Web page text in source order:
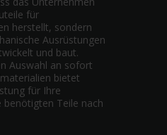
für
herstellt, sondern
Ausrüstungen
und baut.
Auswahl an sofort
bietet
für Ihre
benötigten Teile nach